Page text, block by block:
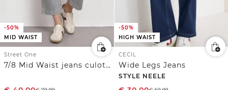
-50%
MID WAIST
Street One
7/8 Mid Waist jeans culotte in Loose Fit
-50%
HIGH WAIST
CECIL
Wide Legs Jeans
STYLE NEELE